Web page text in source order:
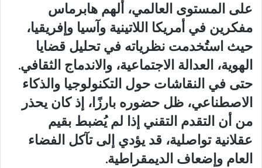
على المستوى العالمي، ألهم هابرماس
مفكرين في أمريكا اللاتينية وآسيا وإفريقيا،
حيث استُخدمت نظرياته في تحليل قضايا
الهوية، العدالة الاجتماعية، والاندماج الثقافي.
حتى في النقاشات حول التكنولوجيا والذكاء
الاصطناعي، ظل حضوره بارزًا، إذ كان يحذر
من أن التقدم التقني إذا لم يُضبط بقيم
عقلانية تواصلية، قد يؤدي إلى تآكل الفضاء
العام وإضعاف الديمقراطية.